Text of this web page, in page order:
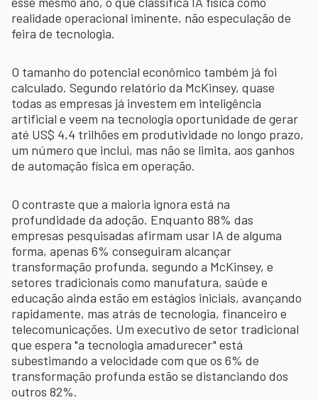
realidade operacional iminente, não especulação de
feira de tecnologia.
O tamanho do potencial econômico também já foi
calculado. Segundo relatório da McKinsey, quase
todas as empresas já investem em inteligência
artificial e veem na tecnologia oportunidade de gerar
até US$ 4,4 trilhões em produtividade no longo prazo,
um número que inclui, mas não se limita, aos ganhos
de automação física em operação.
O contraste que a maioria ignora está na
profundidade da adoção. Enquanto 88% das
empresas pesquisadas afirmam usar IA de alguma
forma, apenas 6% conseguiram alcançar
transformação profunda, segundo a McKinsey, e
setores tradicionais como manufatura, saúde e
educação ainda estão em estágios iniciais, avançando
rapidamente, mas atrás de tecnologia, financeiro e
telecomunicações. Um executivo de setor tradicional
que espera "a tecnologia amadurecer" está
subestimando a velocidade com que os 6% de
transformação profunda estão se distanciando dos
outros 82%.